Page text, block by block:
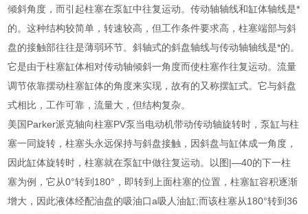
倾斜角度，而引起柱塞在泵缸中往复运动。传动轴轴线和缸体轴线是*
的。这种结构较简单，转速较高，但工作条件要求高，柱塞端部与斜
盘的接触部往往是薄弱环节。斜轴式的斜盘轴线与传动轴轴线是*的。
它是由于柱塞缸体相对传动轴倾斜一角度而使柱塞作往复运动。流量
调节依靠摆动柱塞缸体的角度来实现，故有的又称摆缸式。它与斜盘
式相比，工作可靠，流量大，但结构复杂。
美国Parker派克轴向柱塞PV泵当电动机带动传动轴旋转时，泵缸与柱
塞一同旋转，柱塞头永远保持与斜盘接触，因斜盘与缸体成一角度，
因此缸体旋转时，柱塞就在泵缸中做往复运动。以图|—40的下一柱
塞为例，它从0°转到180°，即转到上面柱塞的位置，柱塞缸容积逐渐
增大，因此液体经配油盘的吸油口a吸人油缸;而该柱塞从180°转到36